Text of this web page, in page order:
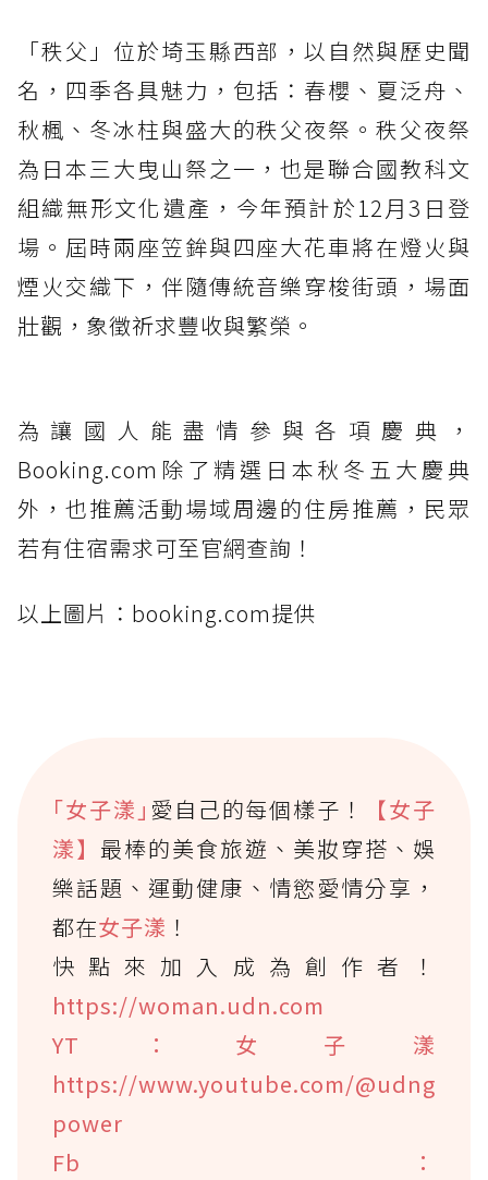
「秩父」位於埼玉縣西部，以自然與歷史聞
名，四季各具魅力，包括：春櫻、夏泛舟、
秋楓、冬冰柱與盛大的秩父夜祭。秩父夜祭
為日本三大曳山祭之一，也是聯合國教科文
組織無形文化遺產，今年預計於12月3日登
場。屆時兩座笠鉾與四座大花車將在燈火與
煙火交織下，伴隨傳統音樂穿梭街頭，場面
壯觀，象徵祈求豐收與繁榮。
為讓國人能盡情參與各項慶典，
Booking.com除了精選日本秋冬五大慶典
外，也推薦活動場域周邊的住房推薦，民眾
若有住宿需求可至官網查詢！
以上圖片：booking.com提供
｢女子漾｣ 愛自己的每個樣子！
【女子
漾】最棒的美食旅遊、美妝穿搭、娛
樂話題、運動健康、情慾愛情分享，
都在女子漾 ！
快點來加入成為創作者！
https://woman.udn.com
YT：女子漾
https://www.youtube.com/@udng
power
Fb：